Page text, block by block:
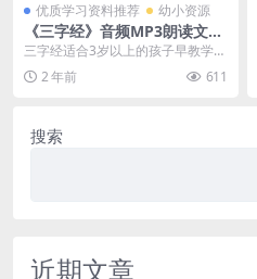
优质学习资料推荐 幼小资源
《三字经》音频MP3朗读文件
+PDF文档，百度网盘下载
三字经适合3岁以上的孩子早教学习
用的资源下载，《三字经》音频MP
3朗读文件+PD...
2 年前 611
搜索
近期文章